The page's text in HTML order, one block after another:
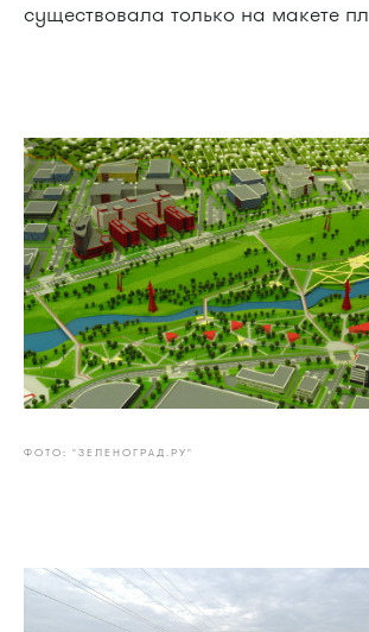
существовала только на макете
ФОТО: "ЗЕЛЕНОГРАД.РУ"